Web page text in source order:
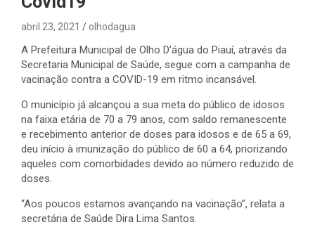
abril 23, 2021 olhodagua
A Prefeitura Municipal de Olho D’água do Piauí, através da
Secretaria Municipal de Saúde, segue com a campanha de
vacinação contra a COVID-19 em ritmo incansável.
O município já alcançou a sua meta do público de idosos
na faixa etária de 70 a 79 anos, com saldo remanescente
e recebimento anterior de doses para idosos e de 65 a 69,
deu início à imunização do público de 60 a 64, priorizando
aqueles com comorbidades devido ao número reduzido de
doses.
“Aos poucos estamos avançando na vacinação”, relata a
secretária de Saúde Dira Lima Santos.